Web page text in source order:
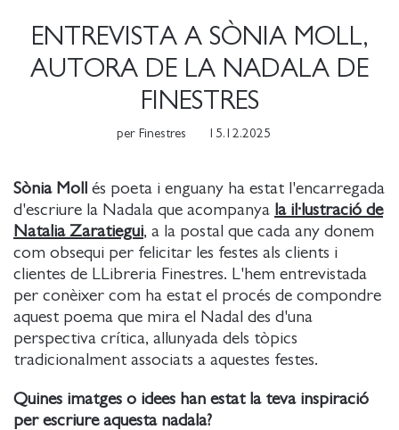
ENTREVISTA A SÒNIA MOLL,
AUTORA DE LA NADALA DE
FINESTRES
per Finestres 15.12.2025
Sònia Moll
és poeta i enguany ha estat l'encarregada
d'escriure la Nadala que acompanya la il·lustració de
Natalia Zaratiegui, a la postal que cada any donem
com obsequi per felicitar les festes als clients i
clientes de LLibreria Finestres. L'hem entrevistada
per conèixer com ha estat el procés de compondre
aquest poema que mira el Nadal des d'una
perspectiva crítica, allunyada dels tòpics
tradicionalment associats a aquestes festes.
Quines imatges o idees han estat la teva inspiració
per escriure aquesta nadala?